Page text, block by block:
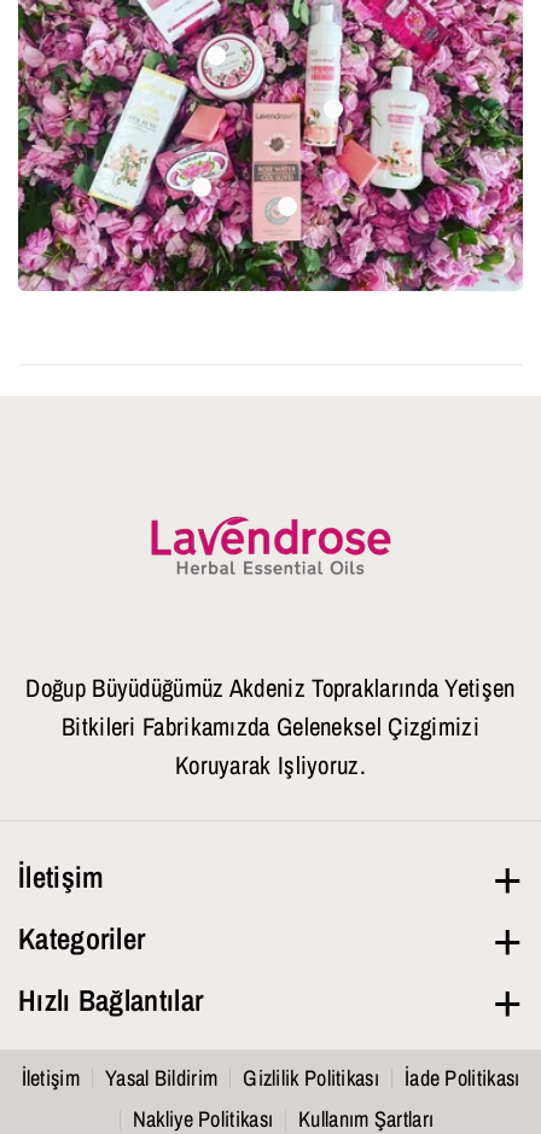
Doğup Büyüdüğümüz Akdeniz Topraklarında Yetişen
Bitkileri Fabrikamızda Geleneksel Çizgimizi
Koruyarak Işliyoruz.
İletişim
Hafta İçi
09.00-18.00
info@lavendrose.com
F
I
Y
Kategoriler
Tüm Ürünler
Cilt Bakımı
Gurme & Organik Ürünler
Hızlı Bağlantılar
Ara
Lavendrose Kozmetik’in Hikayesi
İletişim Yasal Bildirim Gizlilik Politikası
İade Politikası
Nakliye Politikası
Kullanım Şartları